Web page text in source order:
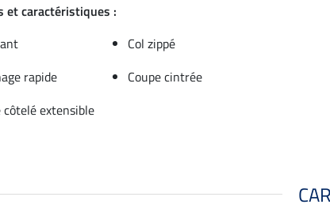
et caractéristiques :
Col zippé
rapide
Coupe cintrée
côtelé extensible